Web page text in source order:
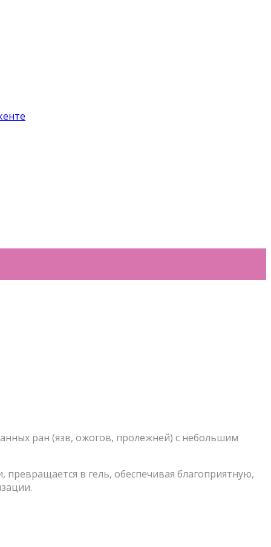
ран (язв, ожогов, пролежней) с небольшим
в гель, обеспечивая благоприятную,